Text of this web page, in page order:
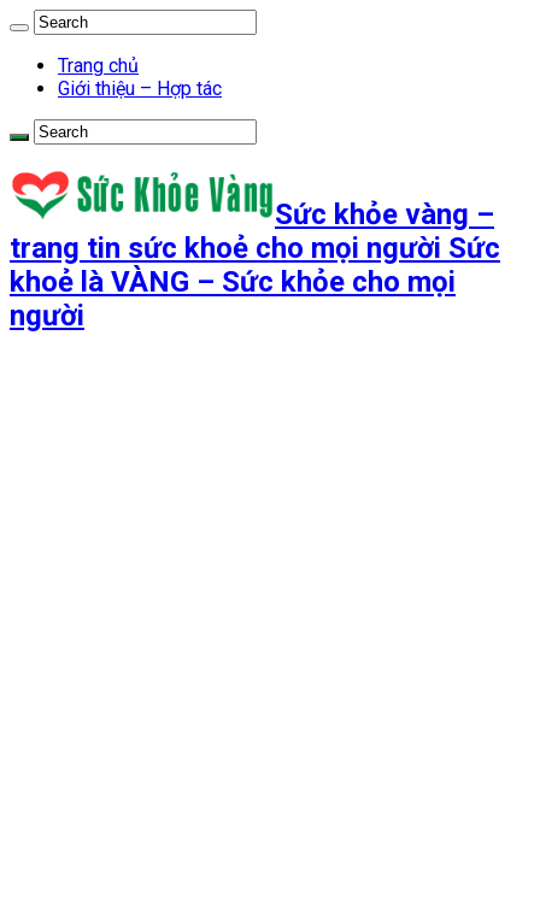
Trang chủ
Giới thiệu – Hợp tác
Sức khỏe vàng –
trang tin sức khoẻ cho mọi người Sức
khoẻ là VÀNG – Sức khỏe cho mọi
người